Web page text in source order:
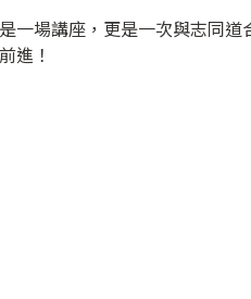
一場講座，更是一次與志同
進！